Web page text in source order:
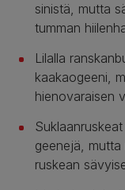
sinistä, mutta
tumman
Lilalla
kaakaogeeni,
hienovaraisen
geenejä, mutta
ruskean